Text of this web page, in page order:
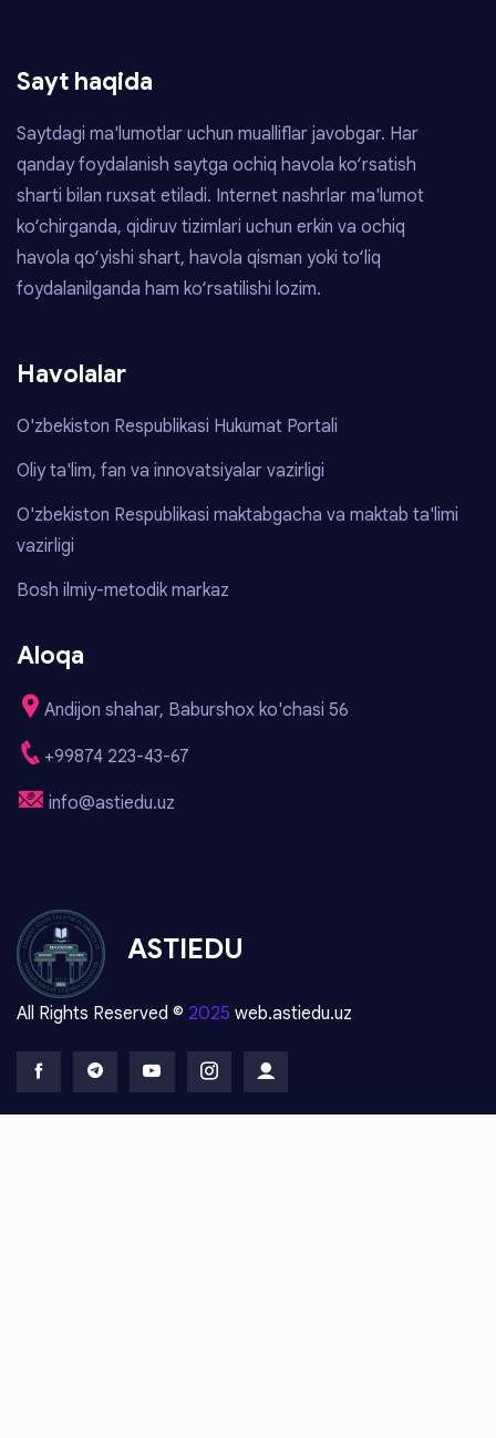
Sayt haqida
Saytdagi ma'lumotlar uchun mualliflar javobgar. Har
qanday foydalanish saytga ochiq havola ko‘rsatish
sharti bilan ruxsat etiladi. Internet nashrlar ma'lumot
ko‘chirganda, qidiruv tizimlari uchun erkin va ochiq
havola qo‘yishi shart, havola qisman yoki to‘liq
foydalanilganda ham ko‘rsatilishi lozim.
Havolalar
O'zbekiston Respublikasi Hukumat Portali
Oliy ta'lim, fan va innovatsiyalar vazirligi
O'zbekiston Respublikasi maktabgacha va maktab ta'limi
vazirligi
Bosh ilmiy-metodik markaz
Aloqa
Andijon shahar, Baburshox ko'chasi 56
+99874 223-43-67
info@astiedu.uz
ASTIEDU
All Rights Reserved © 2025 web.astiedu.uz